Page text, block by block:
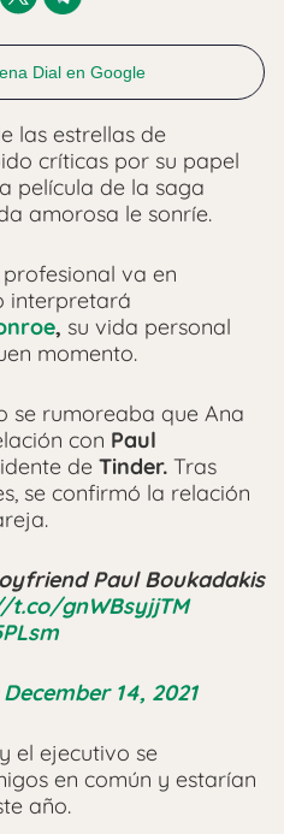
Dial en Google
las estrellas de
críticas por su papel
película de la saga
amorosa le sonríe.
va en
interpretará
, su vida personal
momento.
se rumoreaba que Ana
con Paul
de Tinder. Tras
se confirmó la relación
Paul Boukadakis
gnWBsyjjTM
December 14, 2021
el ejecutivo se
en común y estarían
año.